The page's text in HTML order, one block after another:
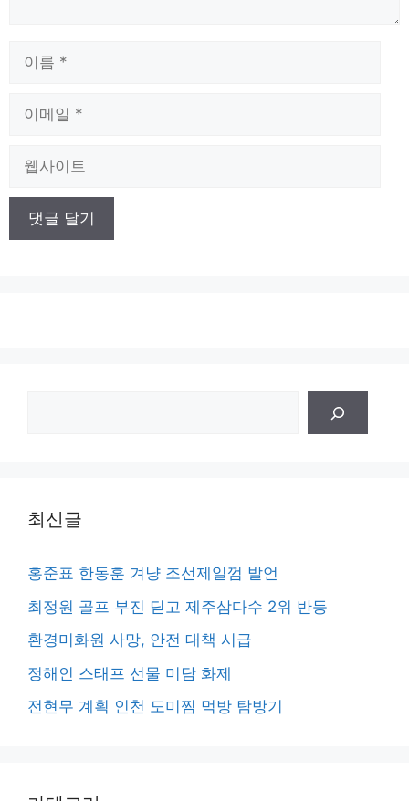
최신글
홍준표 한동훈 겨냥 조선제일껌 발언
최정원 골프 부진 딛고 제주삼다수 2위 반등
환경미화원 사망, 안전 대책 시급
정해인 스태프 선물 미담 화제
전현무 계획 인천 도미찜 먹방 탐방기